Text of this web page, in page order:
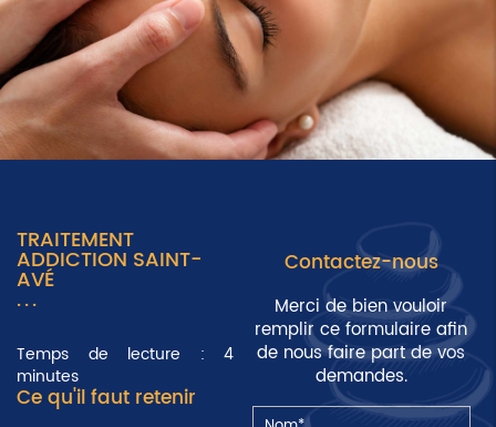
TRAITEMENT
ADDICTION SAINT-
AVÉ
Temps de lecture : 4
minutes
Ce qu'il faut retenir
Contactez-nous
Merci de bien vouloir
remplir ce formulaire afin
de nous faire part de vos
demandes.